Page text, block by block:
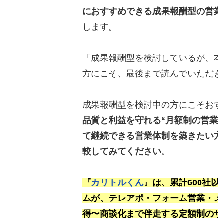
におすすめできる成果報酬型の
します。
「成果報酬型を検討しているが
方にこそ、最後まで読んでいただ
成果報酬型を検討中の方にこそお
品質と利益を守れる“月額制の営
て継続できる営業体制を築きた
較してみてください。
『カリトルくん』は、累計600社
ムが、テレアポ・フォーム営業
得〜商談化まで伴走する定額制の